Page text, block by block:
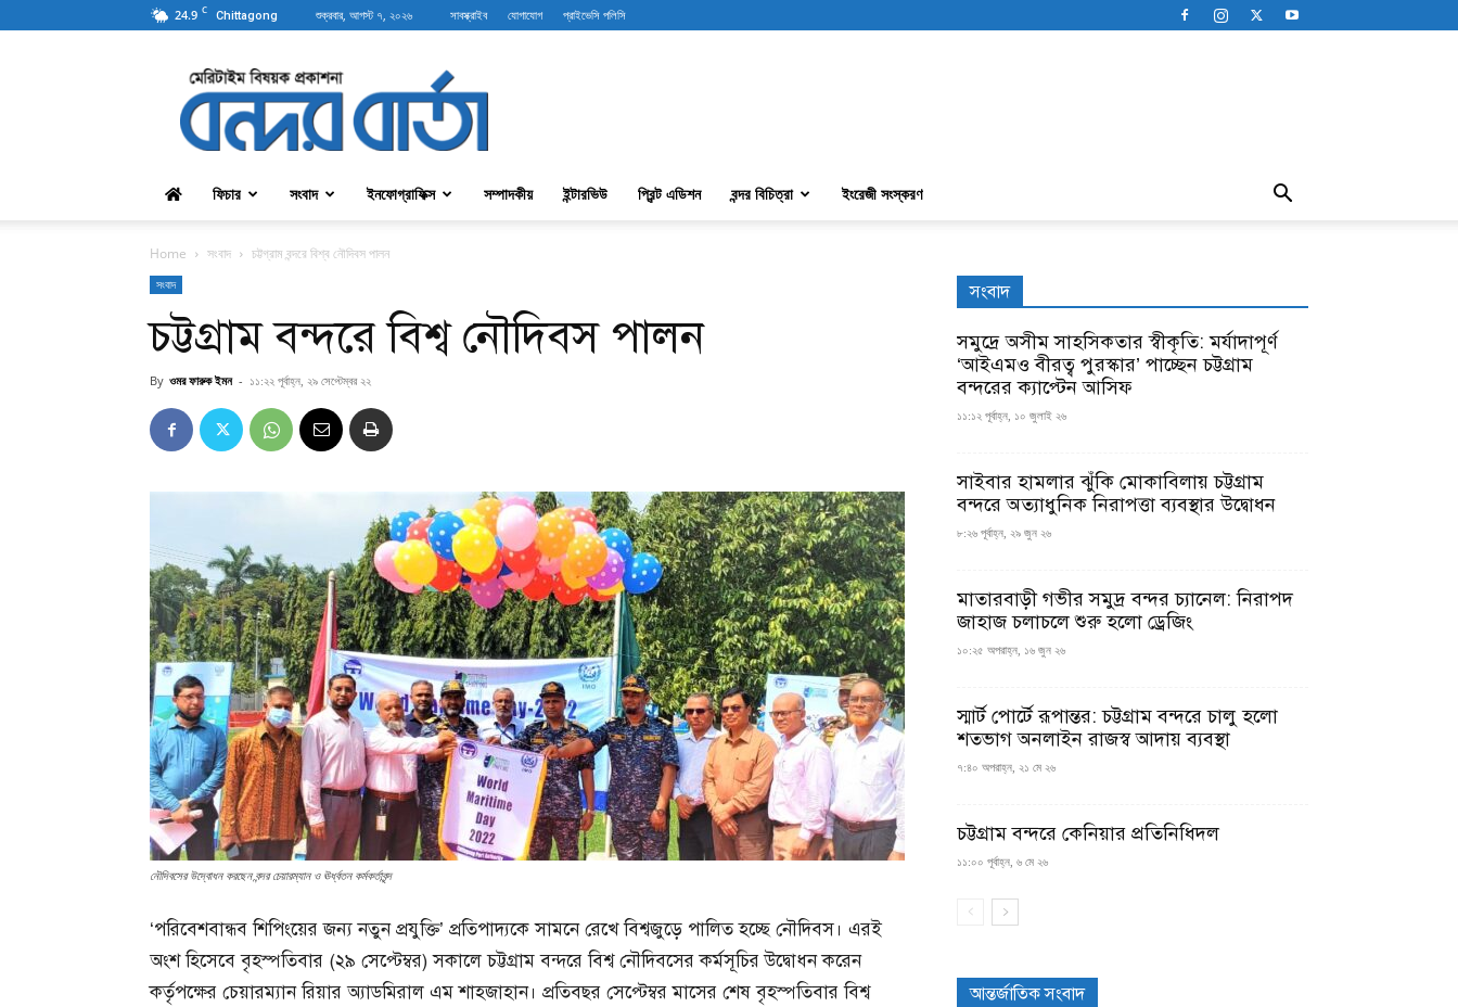
24.9 C Chittagong শুক্রবার, আগস্ট ৭, ২০২৬ সাবস্ক্রাইব যোগাযোগ প্রাইভেসি পলিসি
বন্দরবার্তা
ফিচার সংবাদ ইনফোগ্রাফিক্স সম্পাদকীয় ইন্টারভিউ প্রিন্ট এডিশন বন্দর বিচিত্রা ইংরেজী সংস্করণ
Home সংবাদ চট্টগ্রাম বন্দরে বিশ্ব নৌদিবস পালন
সংবাদ
চট্টগ্রাম বন্দরে বিশ্ব নৌদিবস পালন
By ওমর ফারুক ইমন - ১১:২২ পূর্বাহ্ন, ২৯ সেপ্টেম্বর ২২
নৌদিবসের উদ্বোধন করছেন বন্দর চেয়ারম্যান ও ঊর্ধ্বতন কর্মকর্তাবৃন্দ
‘পরিবেশবান্ধব শিপিংয়ের জন্য নতুন প্রযুক্তি’ প্রতিপাদ্যকে সামনে রেখে বিশ্বজুড়ে পালিত হচ্ছে নৌদিবস। এরই
অংশ হিসেবে বৃহস্পতিবার (২৯ সেপ্টেম্বর) সকালে চট্টগ্রাম বন্দরে বিশ্ব নৌদিবসের কর্মসূচির উদ্বোধন করেন
কর্তৃপক্ষের চেয়ারম্যান রিয়ার অ্যাডমিরাল এম শাহজাহান। প্রতিবছর সেপ্টেম্বর মাসের শেষ বৃহস্পতিবার বিশ্ব
সংবাদ
সমুদ্রে অসীম সাহসিকতার স্বীকৃতি: মর্যাদাপূর্ণ
‘আইএমও বীরত্ব পুরস্কার’ পাচ্ছেন চট্টগ্রাম
বন্দরের ক্যাপ্টেন আসিফ
১১:১২ পূর্বাহ্ন, ১০ জুলাই ২৬
সাইবার হামলার ঝুঁকি মোকাবিলায় চট্টগ্রাম
বন্দরে অত্যাধুনিক নিরাপত্তা ব্যবস্থার উদ্বোধন
৮:২৬ পূর্বাহ্ন, ২৯ জুন ২৬
মাতারবাড়ী গভীর সমুদ্র বন্দর চ্যানেল: নিরাপদ
জাহাজ চলাচলে শুরু হলো ড্রেজিং
১০:২৫ অপরাহ্ন, ১৬ জুন ২৬
স্মার্ট পোর্টে রূপান্তর: চট্টগ্রাম বন্দরে চালু হলো
শতভাগ অনলাইন রাজস্ব আদায় ব্যবস্থা
৭:৪০ অপরাহ্ন, ২১ মে ২৬
চট্টগ্রাম বন্দরে কেনিয়ার প্রতিনিধিদল
১১:০০ পূর্বাহ্ন, ৬ মে ২৬
আন্তর্জাতিক সংবাদ